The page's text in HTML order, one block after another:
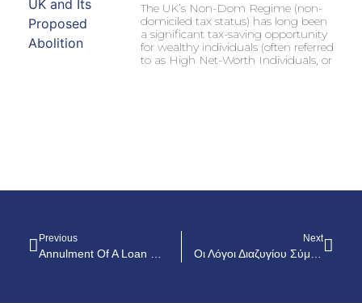
The UK’s Non-Dom Regime (non-
domiciled tax status) has long been
a significant tax-saving opportunity
for wealthy individuals (often referred
to as High Net-Worth Individuals, or
Previous
Annulment Of A Loan Contract In Swiss Francs: The Borrower Is Entitled To Claim Compensation In Addition To The Repayment Of Monthly Installments Paid
Next
Οι Λόγοι Διαζυγίου Σύμφωνα Με Το Κυπριακό Οικογενειακό Δίκαιο